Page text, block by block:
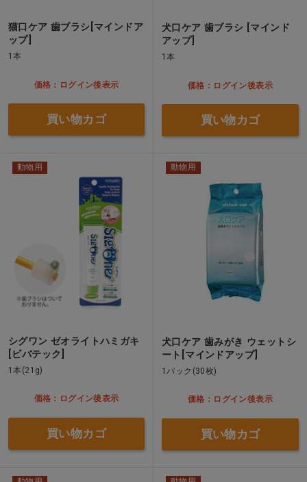
猫口ケア 歯ブラシ[マインドア
ップ]
1本
価格：ログイン後表示
買い物カゴ
犬口ケア 歯ブラシ [マインド
アップ]
1本
価格：ログイン後表示
買い物カゴ
動物用
シグワン ゼオライトハミガキ
[ビバテック]
1本(21g)
価格：ログイン後表示
買い物カゴ
動物用
犬口ケア 歯みがき ウェットシ
ート[マインドアップ]
1パック(30枚)
価格：ログイン後表示
買い物カゴ